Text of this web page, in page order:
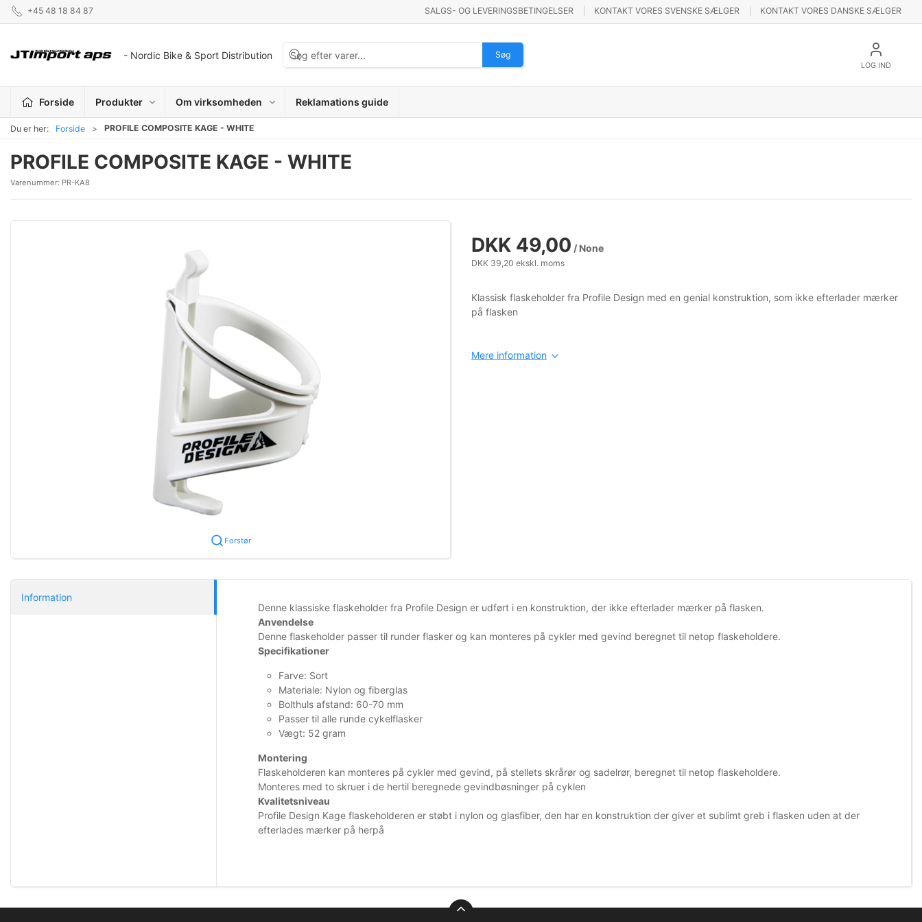
+45 48 18 84 87 SALGS- OG LEVERINGSBETINGELSER KONTAKT VORES SVENSKE SÆLGER KONTAKT VORES DANSKE SÆLGER
- Nordic Bike & Sport Distribution Søg
LOG IND
Forside Produkter Om virksomheden Reklamations guide
Du er her: Forside PROFILE COMPOSITE KAGE - WHITE
PROFILE COMPOSITE KAGE - WHITE
Varenummer: PR-KA8
Forstør
DKK 49,00 / None
DKK 39,20 ekskl. moms
Klassisk flaskeholder fra Profile Design med en genial konstruktion, som ikke efterlader mærker
på flasken
Mere information
Information
Denne klassiske flaskeholder fra Profile Design er udført i en konstruktion, der ikke efterlader mærker på flasken.
Anvendelse
Denne flaskeholder passer til runder flasker og kan monteres på cykler med gevind beregnet til netop flaskeholdere.
Specifikationer
Farve: Sort
Materiale: Nylon og fiberglas
Bolthuls afstand: 60-70 mm
Passer til alle runde cykelflasker
Vægt: 52 gram
Montering
Flaskeholderen kan monteres på cykler med gevind, på stellets skrårør og sadelrør, beregnet til netop flaskeholdere.
Monteres med to skruer i de hertil beregnede gevindbøsninger på cyklen
Kvalitetsniveau
Profile Design Kage flaskeholderen er støbt i nylon og glasfiber, den har en konstruktion der giver et sublimt greb i flasken uden at der
efterlades mærker på herpå